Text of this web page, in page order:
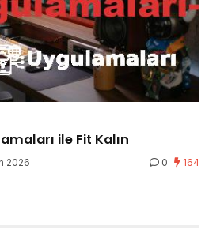
ile Fit Kalın
2026 0 164